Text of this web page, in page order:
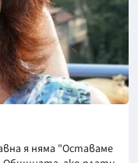
я няма "Оставаме